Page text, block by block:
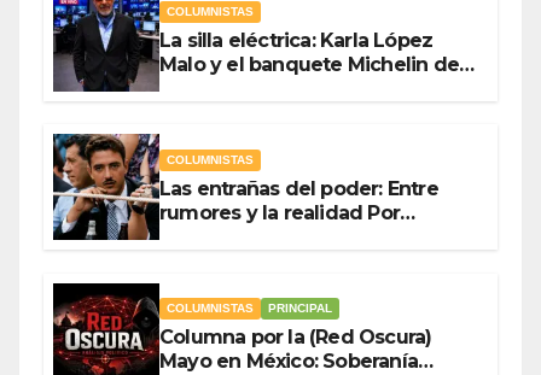
COLUMNISTAS
La silla eléctrica: Karla López
Malo y el banquete Michelin del
COLUMNISTAS
Las entrañas del poder: Entre
rumores y la realidad Por
COLUMNISTAS PRINCIPAL
Columna por la (Red Oscura)
Mayo en México: Soberanía